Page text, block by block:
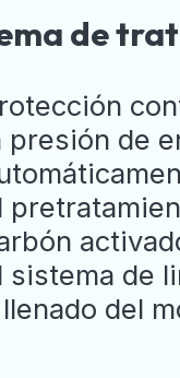
de
presión de
sistema de
del